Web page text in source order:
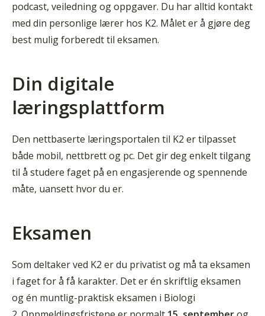
podcast, veiledning og oppgaver. Du har alltid kontakt
med din personlige lærer hos K2. Målet er å gjøre deg
best mulig forberedt til eksamen.
Din digitale
læringsplattform
Den nettbaserte læringsportalen til K2 er tilpasset
både mobil, nettbrett og pc. Det gir deg enkelt tilgang
til å studere faget på en engasjerende og spennende
måte, uansett hvor du er.
Eksamen
Som deltaker ved K2 er du privatist og må ta eksamen
i faget for å få karakter. Det er én skriftlig eksamen
og én muntlig-praktisk eksamen i Biologi